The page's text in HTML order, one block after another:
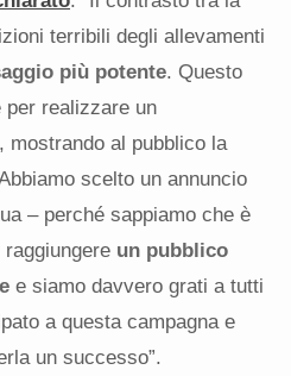
terribili degli allevamenti
più potente. Questo
per realizzare un
, mostrando al pubblico la
scelto un annuncio
– perché sappiamo che è
un pubblico
e siamo davvero grati a tutti
a questa campagna e
un successo”.